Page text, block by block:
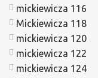
mickiewicza 116
Mickiewicza 118
mickiewicza 120
mickiewicza 122
mickiewicza 124